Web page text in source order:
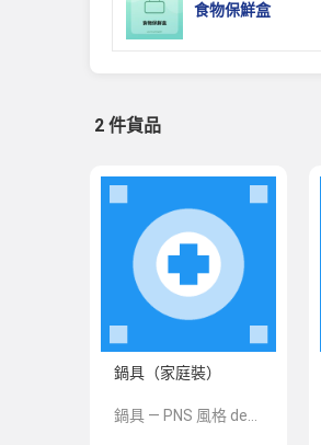
食物保鮮盒
2 件貨品
鍋具（家庭裝）